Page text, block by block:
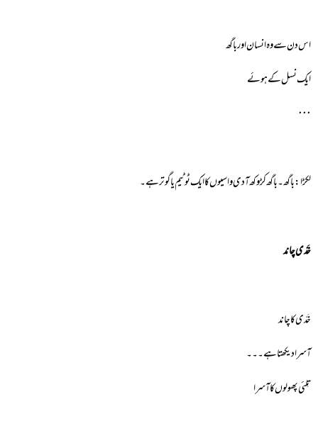
اس دن سے وہ انسان اور باگھ
ایک نسل کے ہوئے
٠٠٠
لکڑا:باگھ۔باگھ کڑوکھ آدی واسیوں کا ایک ٹوٹیم یا گوتر ہے۔
خَدّی چاند
خَدّی کا چاند
آسرا دیکھتا ہے۔۔۔
تِلئی پھولوں کا آسرا